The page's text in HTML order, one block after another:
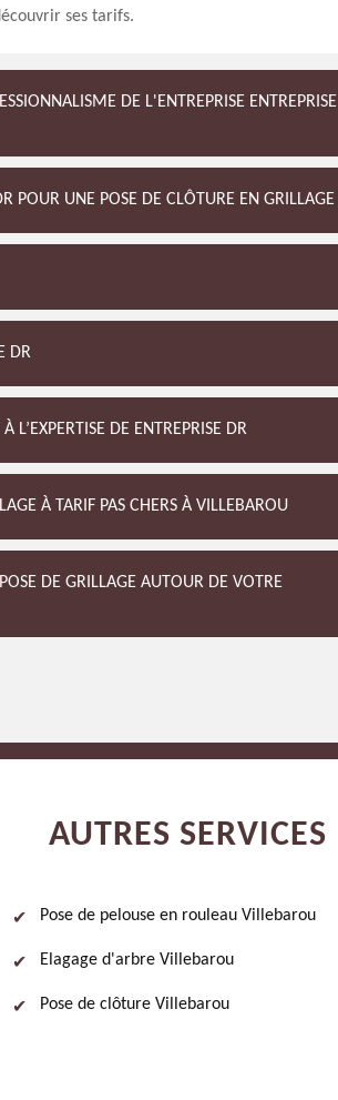
ses tarifs.
DE L'ENTREPRISE ENTREPRISE
POUR UNE POSE DE CLÔTURE EN GRILLAGE
DR
L’EXPERTISE DE ENTREPRISE DR
À TARIF PAS CHERS À VILLEBAROU
DE GRILLAGE AUTOUR DE VOTRE
AUTRES SERVICES
Pose de pelouse en rouleau Villebarou
Elagage d'arbre Villebarou
Pose de clôture Villebarou